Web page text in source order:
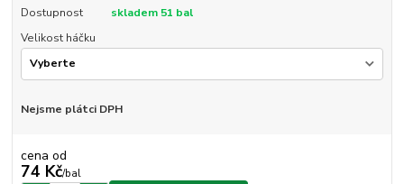
Dostupnost
skladem 51 bal
Velikost háčku
Nejsme plátci DPH
cena od
74 Kč/bal